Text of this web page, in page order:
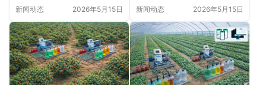
技深耕甘肃日光温室的精
细化落地实践
新闻动态 2026年5月15日
业问题并非突然出现
新闻动态 2026年5月15日